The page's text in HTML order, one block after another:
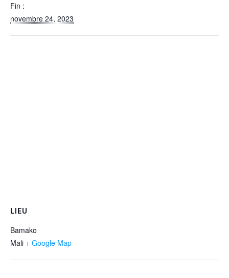
Fin :
novembre 24, 2023
LIEU
Bamako
Mali + Google Map